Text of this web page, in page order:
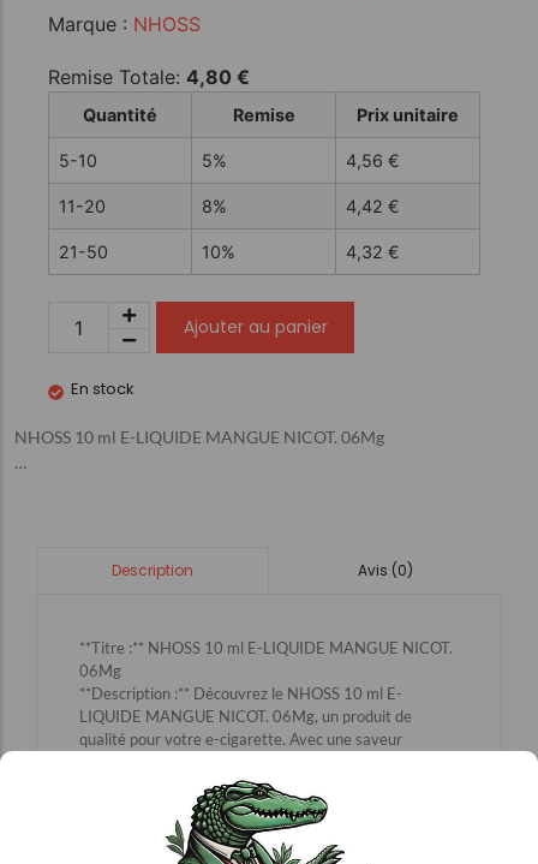
Marque : NHOSS
Remise Totale: 4,80 €
Quantité Remise Prix unitaire
5-10 5% 4,56 €
11-20 8% 4,42 €
21-50 10% 4,32 €
Ajouter au panier
En stock
NHOSS 10 ml E-LIQUIDE MANGUE NICOT. 06Mg
…
Description Avis (0)
**Titre :** NHOSS 10 ml E-LIQUIDE MANGUE NICOT.
06Mg
**Description :** Découvrez le NHOSS 10 ml E-
LIQUIDE MANGUE NICOT. 06Mg, un produit de
qualité pour votre e-cigarette. Avec une saveur
mg, ce e-liquide offre une expérience de vapotage
agréable et satisfaisante. Parfait pour les amateurs de
tabac qui souhaitent une alternative saine et
savoureuse, ce produit est disponible chez Kiosque Le